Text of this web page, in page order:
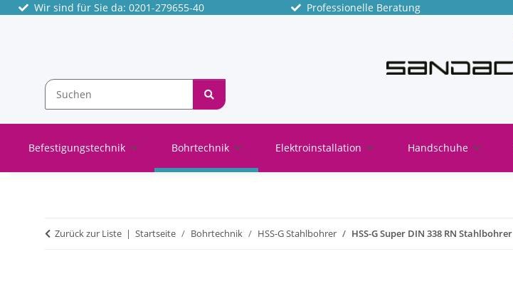
Wir sind für Sie da: 0201-279655-40 Professionelle Beratung
Befestigungstechnik Bohrtechnik Elektroinstallation Handschuhe
Zurück zur Liste Startseite Bohrtechnik HSS-G Stahlbohrer HSS-G Super DIN 338 RN Stahlbohrer